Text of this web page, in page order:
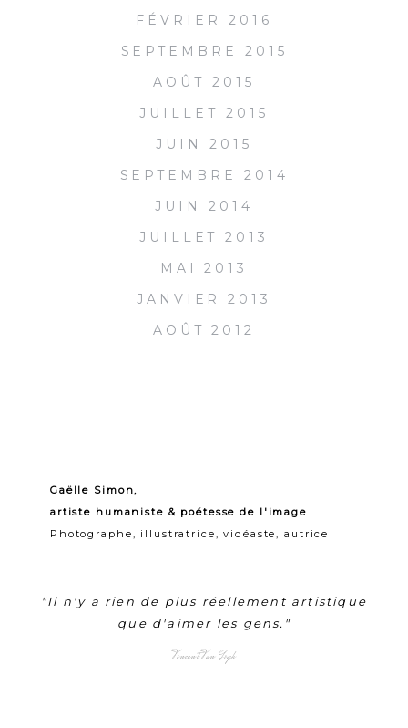
FÉVRIER 2016
SEPTEMBRE 2015
AOÛT 2015
JUILLET 2015
JUIN 2015
SEPTEMBRE 2014
JUIN 2014
JUILLET 2013
MAI 2013
JANVIER 2013
AOÛT 2012
Gaëlle Simon,
artiste humaniste & poétesse de l'image
Photographe, illustratrice, vidéaste, autrice
"Il n'y a rien de plus réellement artistique
que d'aimer les gens."
Vincent Van Gogh